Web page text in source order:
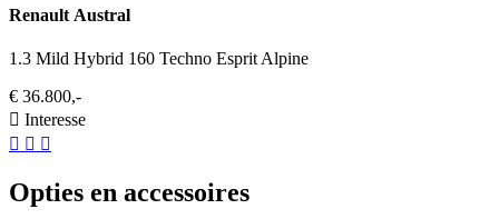
Renault Austral
1.3 Mild Hybrid 160 Techno Esprit Alpine
€ 36.800,-
Interesse
Opties en accessoires